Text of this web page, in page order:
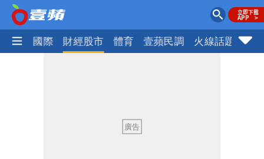
社會 國際 財經股市 體育 壹蘋民調 火線話題
慈濟買BNT遭詐10億元 蔡英文：政府